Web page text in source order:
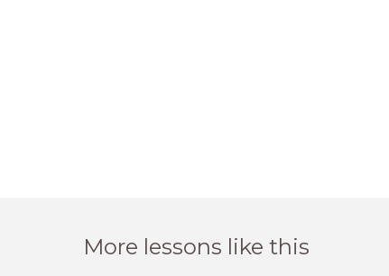
More lessons like this